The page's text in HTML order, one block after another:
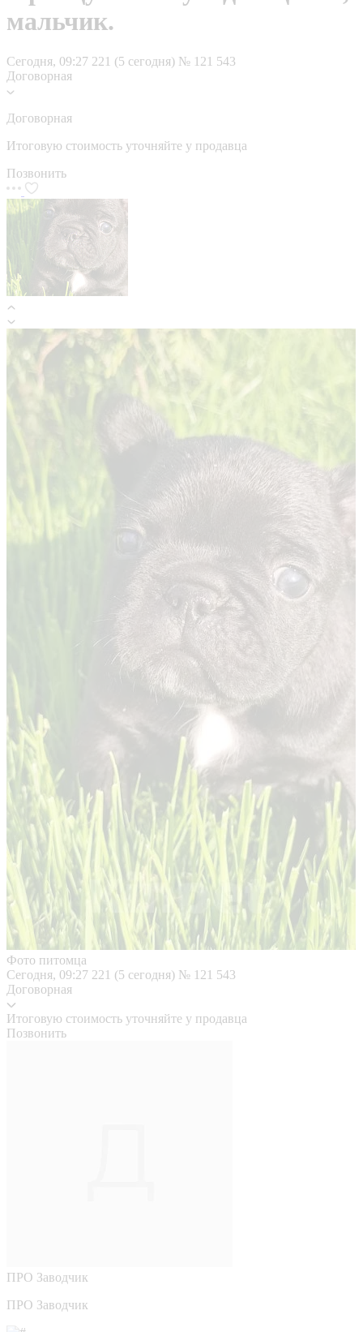
мальчик.
Сегодня, 09:27 221 (5 сегодня) № 121 543
Договорная
Договорная
Итоговую стоимость уточняйте у продавца
Позвонить
Фото питомца
Сегодня, 09:27 221 (5 сегодня) № 121 543
Договорная
Итоговую стоимость уточняйте у продавца
Позвонить
ПРО Заводчик
ПРО Заводчик